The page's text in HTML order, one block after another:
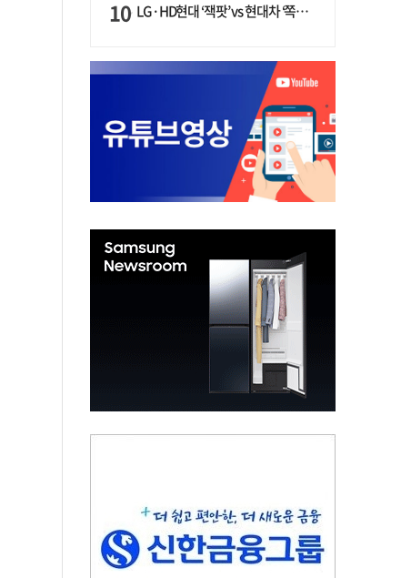
LG·HD현대 ‘잭팟’ vs 현대차 ‘쪽박’…글로벌 사모펀드, 韓 대기업 투자 ‘희비’